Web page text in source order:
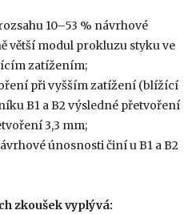
10–53 % návrhové
větší modul prokluzu styku ve
zatížením;
při vyšším zatížení (blížící
B1 a B2 výsledné přetvoření
3,3 mm;
únosnosti činí u B1 a B2
zkoušek vyplývá: